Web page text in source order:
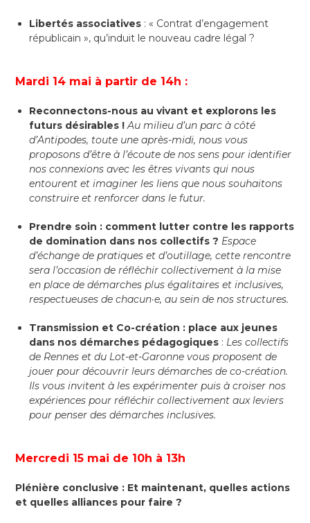
Libertés associatives : « Contrat d’engagement
républicain », qu’induit le nouveau cadre légal ?
Mardi 14 mai à partir de 14h :
Reconnectons-nous au vivant et explorons les
futurs désirables !Au milieu d’un parc à côté
d’Antipodes, toute une après-midi, nous vous
proposons d’être à l’écoute de nos sens pour identifier
nos connexions avec les êtres vivants qui nous
entourent et imaginer les liens que nous souhaitons
construire et renforcer dans le futur.
Prendre soin : comment lutter contre les rapports
de domination dans nos collectifs ? Espace
d’échange de pratiques et d’outillage, cette rencontre
sera l’occasion de réfléchir collectivement à la mise
en place de démarches plus égalitaires et inclusives,
respectueuses de chacun·e, au sein de nos structures.
Transmission et Co-création : place aux jeunes
dans nos démarches pédagogiques : Les collectifs
de Rennes et du Lot-et-Garonne vous proposent de
jouer pour découvrir leurs démarches de co-création.
Ils vous invitent à les expérimenter puis à croiser nos
expériences pour réfléchir collectivement aux leviers
pour penser des démarches inclusives.
Mercredi 15 mai de 10h à 13h
Plénière conclusive : Et maintenant, quelles actions
et quelles alliances pour faire ?